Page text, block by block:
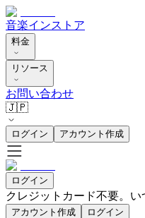
音楽インストア
料金
リソース
お問い合わせ
🇯🇵
ログイン アカウント作成
ログイン
クレジットカード不要。い
アカウント作成 ログイン